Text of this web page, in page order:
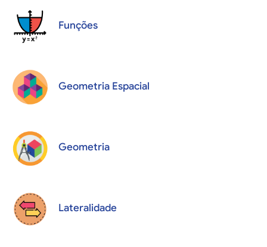
Funções
Geometria Espacial
Geometria
Lateralidade